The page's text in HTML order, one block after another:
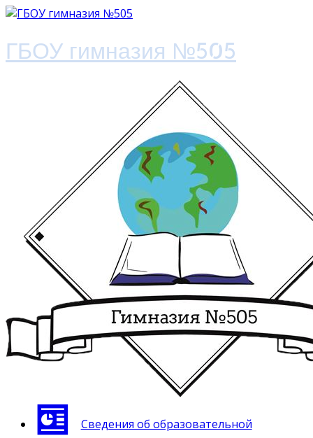
ГБОУ гимназия №505
Сведения об образовательной